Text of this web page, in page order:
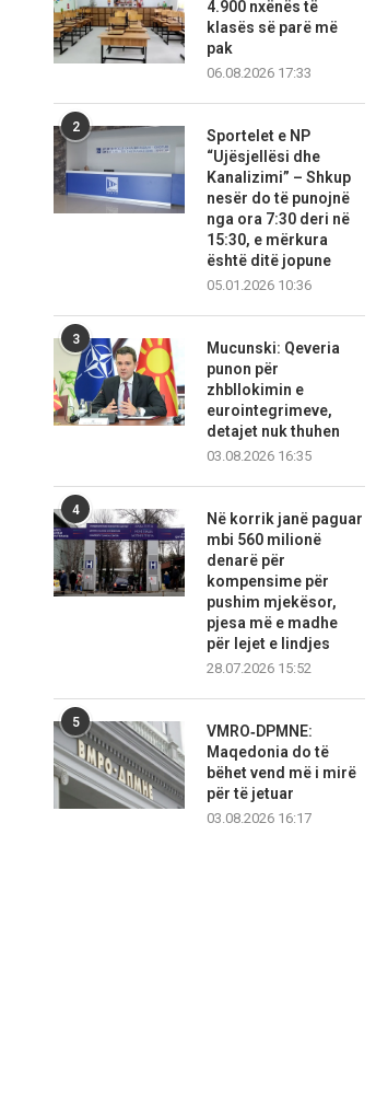
4.900 nxënës të
klasës së parë më
pak
06.08.2026 17:33
2
Sportelet e NP
“Ujësjellësi dhe
Kanalizimi” – Shkup
nesër do të punojnë
nga ora 7:30 deri në
15:30, e mërkura
është ditë jopune
05.01.2026 10:36
3
Mucunski: Qeveria
punon për
zhbllokimin e
eurointegrimeve,
detajet nuk thuhen
03.08.2026 16:35
4
Në korrik janë paguar
mbi 560 milionë
denarë për
kompensime për
pushim mjekësor,
pjesa më e madhe
për lejet e lindjes
28.07.2026 15:52
5
VMRO‑DPMNE:
Maqedonia do të
bëhet vend më i mirë
për të jetuar
03.08.2026 16:17